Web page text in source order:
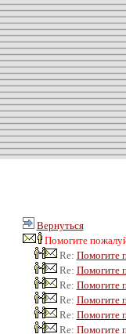
Вернуться
Помогите
Re: Помогите
Re: Помогите
Re: Помогите
Re: Помогите
Re: Помогите
Re: Помогите